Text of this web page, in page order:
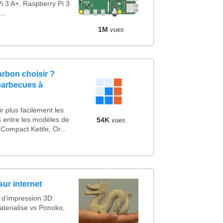
3 A+, Raspberry Pi 3
1M vues
choisir ?
à
plus facilement les
entre les modèles de
Kettle, Or...
54K vues
internet
3D:
vs Ponoko,